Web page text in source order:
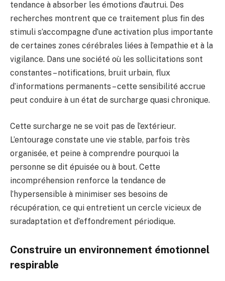
tendance à absorber les émotions d’autrui. Des
recherches montrent que ce traitement plus fin des
stimuli s’accompagne d’une activation plus importante
de certaines zones cérébrales liées à l’empathie et à la
vigilance. Dans une société où les sollicitations sont
constantes – notifications, bruit urbain, flux
d’informations permanents – cette sensibilité accrue
peut conduire à un état de surcharge quasi chronique.
Cette surcharge ne se voit pas de l’extérieur.
L’entourage constate une vie stable, parfois très
organisée, et peine à comprendre pourquoi la
personne se dit épuisée ou à bout. Cette
incompréhension renforce la tendance de
l’hypersensible à minimiser ses besoins de
récupération, ce qui entretient un cercle vicieux de
suradaptation et d’effondrement périodique.
Construire un environnement émotionnel
respirable